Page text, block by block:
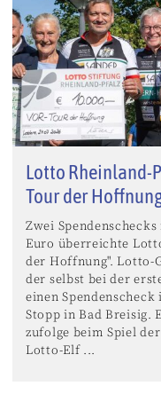
Lotto Rheinland-
Tour der
Zwei
Euro überreichte
der Hoffnung". Lotto-
der selbst bei der
einen
Stopp in Bad Breisig.
zufolge beim Spiel
Lotto-Elf ...